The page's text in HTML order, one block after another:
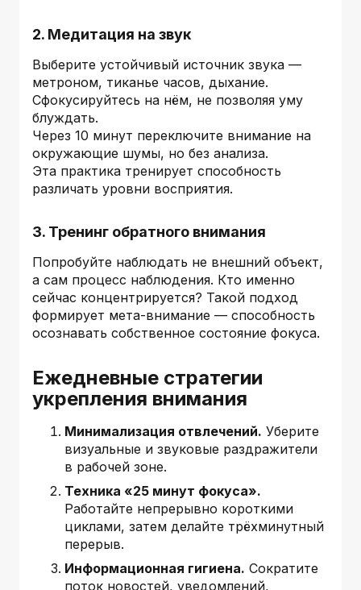
2. Медитация на звук
Выберите устойчивый источник звука —
метроном, тиканье часов, дыхание.
Сфокусируйтесь на нём, не позволяя уму
блуждать.
Через 10 минут переключите внимание на
окружающие шумы, но без анализа.
Эта практика тренирует способность
различать уровни восприятия.
3. Тренинг обратного внимания
Попробуйте наблюдать не внешний объект,
а сам процесс наблюдения. Кто именно
сейчас концентрируется? Такой подход
формирует мета-внимание — способность
осознавать собственное состояние фокуса.
Ежедневные стратегии
укрепления внимания
Минимализация отвлечений. Уберите
визуальные и звуковые раздражители
в рабочей зоне.
Техника «25 минут фокуса».
Работайте непрерывно короткими
циклами, затем делайте трёхминутный
перерыв.
Информационная гигиена. Сократите
поток новостей, уведомлений,